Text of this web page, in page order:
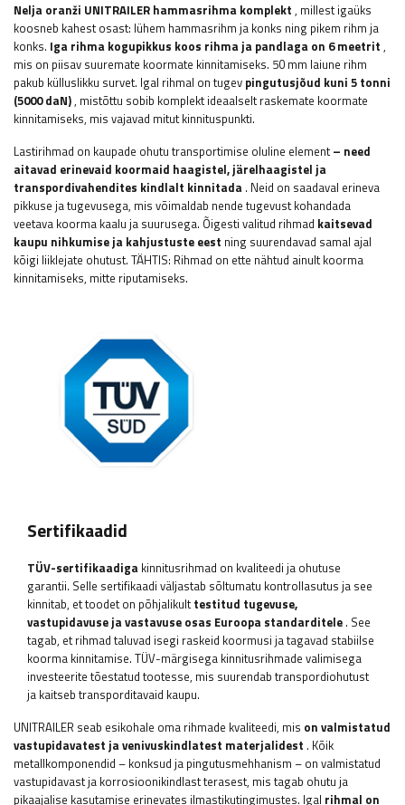
Nelja oranži UNITRAILER hammasrihma komplekt , millest igaüks
koosneb kahest osast: lühem hammasrihm ja konks ning pikem rihm ja
konks. Iga rihma kogupikkus koos rihma ja pandlaga on 6 meetrit ,
mis on piisav suuremate koormate kinnitamiseks. 50 mm laiune rihm
pakub külluslikku survet. Igal rihmal on tugev pingutusjõud kuni 5 tonni
(5000 daN), mistõttu sobib komplekt ideaalselt raskemate koormate
kinnitamiseks, mis vajavad mitut kinnituspunkti.
Lastirihmad on kaupade ohutu transportimise oluline element– ​​need
aitavad erinevaid koormaid haagistel, järelhaagistel ja
transpordivahendites kindlalt kinnitada . Neid on saadaval erineva
pikkuse ja tugevusega, mis võimaldab nende tugevust kohandada
veetava koorma kaalu ja suurusega. Õigesti valitud rihmad kaitsevad
kaupu nihkumise ja kahjustuste eest ning suurendavad samal ajal
kõigi liiklejate ohutust. TÄHTIS: Rihmad on ette nähtud ainult koorma
kinnitamiseks, mitte riputamiseks.
Sertifikaadid
TÜV-sertifikaadiga kinnitusrihmad on kvaliteedi ja ohutuse
garantii. Selle sertifikaadi väljastab sõltumatu kontrollasutus ja see
kinnitab, et toodet on põhjalikulttestitud tugevuse,
vastupidavuse ja vastavuse osas Euroopa standarditele . See
tagab, et rihmad taluvad isegi raskeid koormusi ja tagavad stabiilse
koorma kinnitamise. TÜV-märgisega kinnitusrihmade valimisega
investeerite tõestatud tootesse, mis suurendab transpordiohutust
ja kaitseb transporditavaid kaupu.
UNITRAILER seab esikohale oma rihmade kvaliteedi, mis on valmistatud
vastupidavatest ja venivuskindlatest materjalidest . Kõik
metallkomponendid – konksud ja pingutusmehhanism – on valmistatud
vastupidavast ja korrosioonikindlast terasest, mis tagab ohutu ja
pikaajalise kasutamise erinevates ilmastikutingimustes. Igal rihmal on